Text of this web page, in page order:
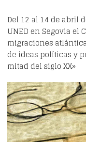
Del 12 al 14 de abril
UNED en Segovia el
migraciones
de ideas políticas y
mitad del siglo XX»